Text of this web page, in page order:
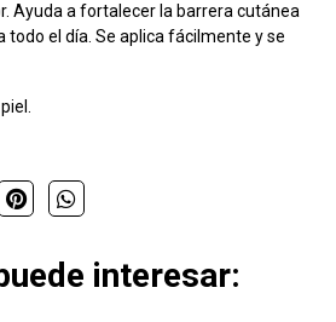
Ayuda a fortalecer la barrera cutánea
el día. Se aplica fácilmente y se
interesar: